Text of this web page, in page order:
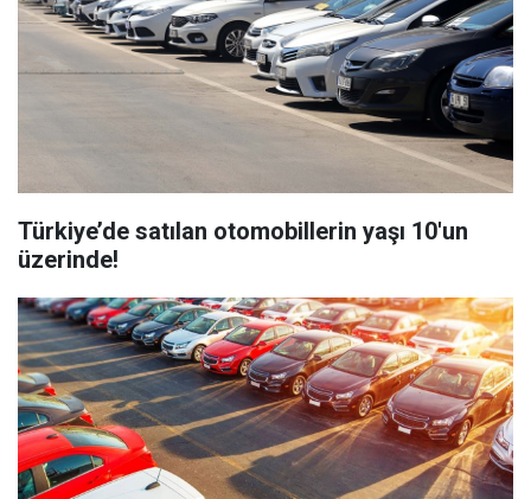
Türkiye’de satılan otomobillerin yaşı 10'un
üzerinde!